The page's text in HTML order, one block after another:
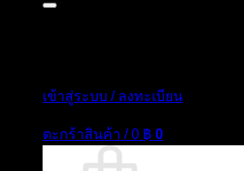
เข้าสู่ระบบ / ลงทะเบียน
ตะกร้าสินค้า /0 ฿ 0